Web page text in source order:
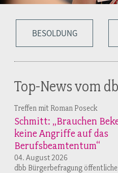
BESOLDUNG
Top-News vom
Treffen mit Roman Poseck
Schmitt: „Brauchen
keine Angriffe auf das
Berufsbeamtentum“
04. August 2026
dbb Bürgerbefragung